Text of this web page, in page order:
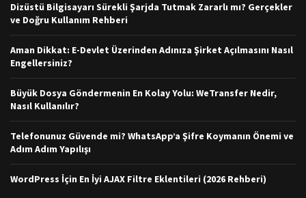
Dizüstü Bilgisayarı Sürekli Şarjda Tutmak Zararlı mı? Gerçekler
ve Doğru Kullanım Rehberi
Aman Dikkat: E-Devlet Üzerinden Adınıza Şirket Açılmasını Nasıl
Engellersiniz?
Büyük Dosya Göndermenin En Kolay Yolu: WeTransfer Nedir,
Nasıl Kullanılır?
Telefonunuz Güvende mi? WhatsApp’a Şifre Koymanın Önemi ve
Adım Adım Yapılışı
WordPress İçin En İyi AJAX Filtre Eklentileri (2026 Rehberi)